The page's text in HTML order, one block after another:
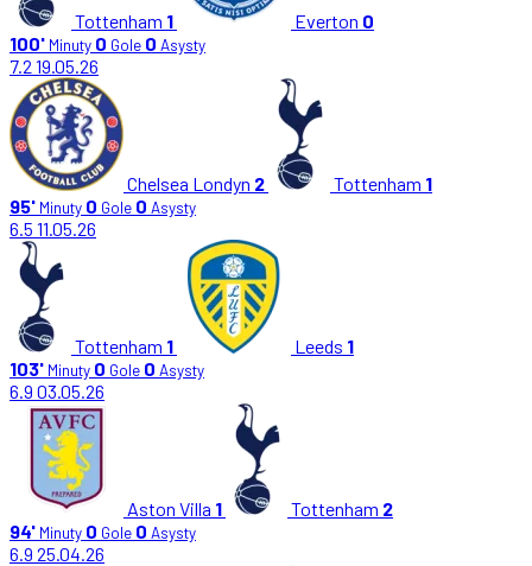
Tottenham 1 Everton 0
100' Minuty 0 Gole 0 Asysty
7.2 19.05.26
Chelsea Londyn 2 Tottenham 1
95' Minuty 0 Gole 0 Asysty
6.5 11.05.26
Tottenham 1 Leeds 1
103' Minuty 0 Gole 0 Asysty
6.9 03.05.26
Aston Villa 1 Tottenham 2
94' Minuty 0 Gole 0 Asysty
6.9 25.04.26